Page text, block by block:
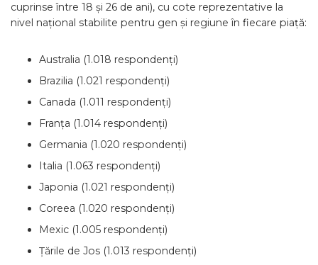
cuprinse între 18 și 26 de ani), cu cote reprezentative la
nivel național stabilite pentru gen și regiune în fiecare piață:
Australia (1.018 respondenți)
Brazilia (1.021 respondenți)
Canada (1.011 respondenți)
Franța (1.014 respondenți)
Germania (1.020 respondenți)
Italia (1.063 respondenți)
Japonia (1.021 respondenți)
Coreea (1.020 respondenți)
Mexic (1.005 respondenți)
Țările de Jos (1.013 respondenți)